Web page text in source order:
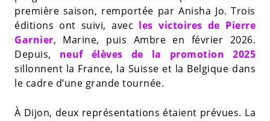
première saison, remportée par Anisha Jo. Trois
éditions ont suivi, avec les victoires de Pierre
Garnier, Marine, puis Ambre en février 2026.
Depuis, neuf élèves de la promotion 2025
sillonnent la France, la Suisse et la Belgique dans
le cadre d’une grande tournée.
À Dijon, deux représentations étaient prévues. La